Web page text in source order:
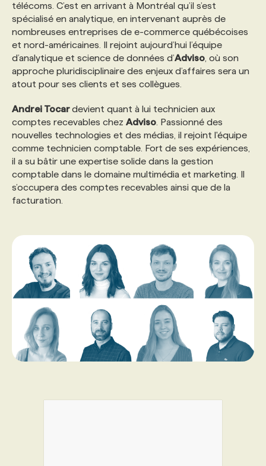
télécoms. C’est en arrivant à Montréal qu’il s’est
spécialisé en analytique, en intervenant auprès de
nombreuses entreprises de e-commerce québécoises
et nord-américaines. Il rejoint aujourd’hui l’équipe
d’analytique et science de données d’Adviso , où son
approche pluridisciplinaire des enjeux d’affaires sera un
atout pour ses clients et ses collègues.
Andrei Tocardevient quant à lui technicien aux
comptes recevables chez Adviso . Passionné des
nouvelles technologies et des médias, il rejoint l'équipe
comme technicien comptable. Fort de ses expériences,
il a su bâtir une expertise solide dans la gestion
comptable dans le domaine multimédia et marketing. Il
s’occupera des comptes recevables ainsi que de la
facturation.